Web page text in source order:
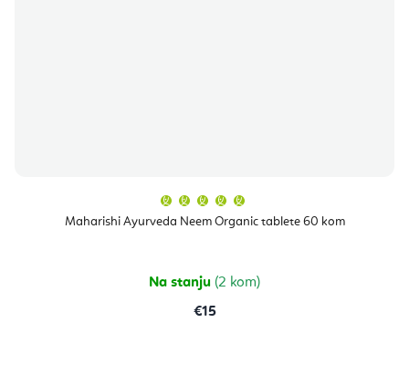
Maharishi Ayurveda Neem Organic tablete 60 kom
proizvoda
je
zvjezdica.
Na stanju (2 kom)
€15